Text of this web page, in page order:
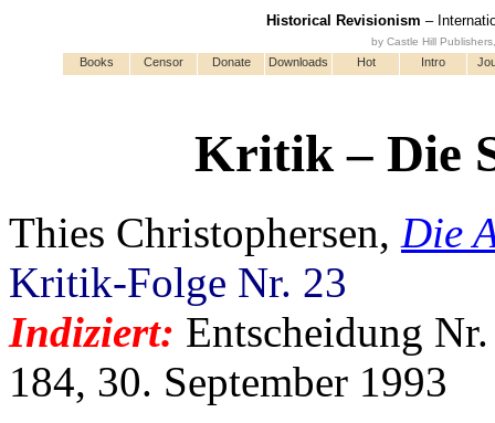
Historical Revisionism –
by Castle Hill
Kritik – Die
Thies Christophersen, Die
Kritik-Folge Nr. 23
Indiziert: Entscheidung
184, 30. September 1993
Books Censor Donate Downloads Hot Intro